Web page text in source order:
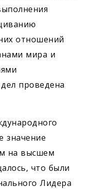
отношений
мира и
проведена
значение
на высшем
что были
Лидера